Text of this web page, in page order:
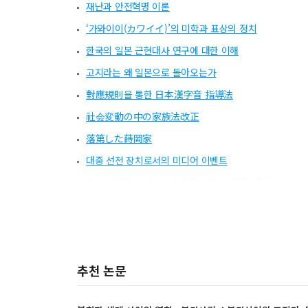
재난과 안전혁명 이론
‘가와이이(カワイイ)’의 미학과 표상의 정치
한국의 일본 근현대사 연구에 대한 이해
고지라는 왜 일본으로 돌아오는가
對應規則을 통한 日本漢字音 指導法
社会変動の中の家族法改正
落第した蒔岡家
대중 선전 장치로서의 미디어 이벤트
추천 논문